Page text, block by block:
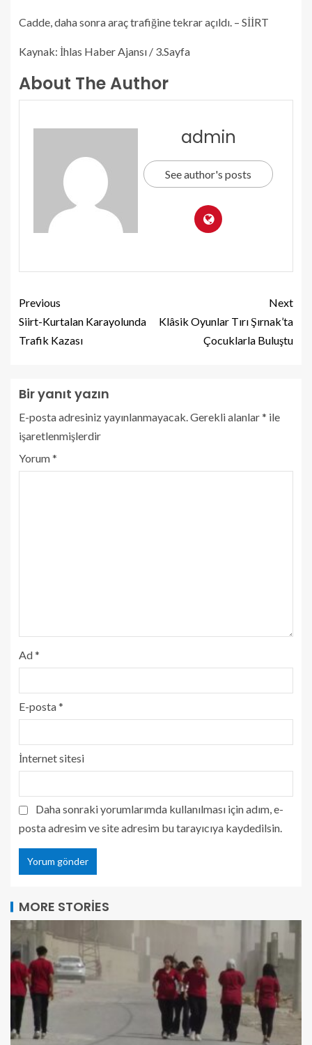
Cadde, daha sonra araç trafiğine tekrar açıldı. – SİİRT
Kaynak: İhlas Haber Ajansı / 3.Sayfa
About The Author
admin
See author's posts
Previous
Siirt-Kurtalan Karayolunda
Trafik Kazası
Next
Klâsik Oyunlar Tırı Şırnak’ta
Çocuklarla Buluştu
Bir yanıt yazın
E-posta adresiniz yayınlanmayacak. Gerekli alanlar* ile
işaretlenmişlerdir
Yorum*
Ad*
E-posta*
İnternet sitesi
Daha sonraki yorumlarımda kullanılması için adım, e-
posta adresim ve site adresim bu tarayıcıya kaydedilsin.
MORE STORIES